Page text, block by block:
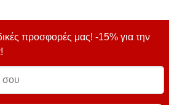
προσφορές μας! -15% για την